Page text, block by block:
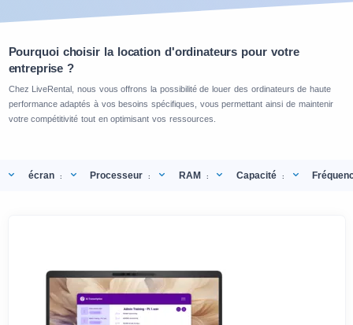
Pourquoi choisir la location d'ordinateurs pour votre
entreprise ?
Chez LiveRental, nous vous offrons la possibilité de louer des ordinateurs de haute
performance adaptés à vos besoins spécifiques, vous permettant ainsi de maintenir
votre compétitivité tout en optimisant vos ressources.
écran : Processeur : RAM : Capacité :